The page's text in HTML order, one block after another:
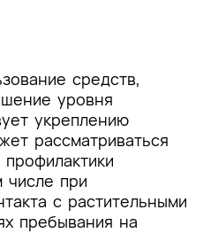
средств,
уровня
укреплению
рассматриваться
числе при
с растительными
пребывания на